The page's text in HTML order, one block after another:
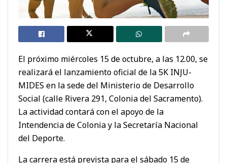
El próximo miércoles 15 de octubre, a las 12.00, se
realizará el lanzamiento oficial de la 5K INJU-
MIDES en la sede del Ministerio de Desarrollo
Social (calle Rivera 291, Colonia del Sacramento).
La actividad contará con el apoyo de la
Intendencia de Colonia y la Secretaría Nacional
del Deporte.
La carrera está prevista para el sábado 15 de